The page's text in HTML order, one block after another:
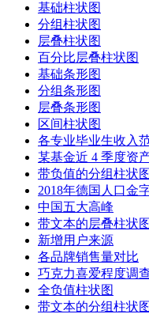
基础柱状图
分组柱状图
层叠柱状图
百分比层叠柱状图
基础条形图
分组条形图
层叠条形图
区间柱状图
各专业毕业生收入
某基金近 4 季度资
带负值的分组柱状图
2018年德国人口金
中国五大高峰
带文本的层叠柱状图
新增用户来源
各品牌销售量对比
巧克力喜爱程度调
全负值柱状图
带文本的分组柱状图